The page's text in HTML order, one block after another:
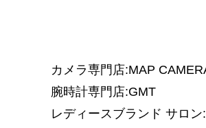
カメラ専門店:MAP
腕時計専門店:GMT
レディースブランド サロン